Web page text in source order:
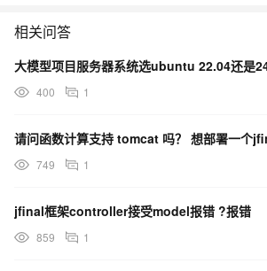
ava:819)
at
n.parse(XML11Configuration.j
ava:748)
MLParser.java:123)
相关问答
大模型项目服务器系统选ubuntu 22.04还是
400 1
请问函数计算支持 tomcat 吗？ 想部署一个
749 1
jfinal框架controller接受model报错 ?报错
859 1